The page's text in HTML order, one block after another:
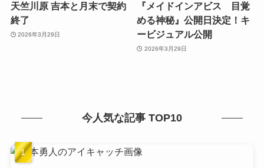
天竺川原 吉本と月末で契約
終了
2026年3月29日
『メイドインアビス 目覚
める神秘』公開日決定！キ
ービジュアル公開
2026年3月29日
今人気な記事 TOP10